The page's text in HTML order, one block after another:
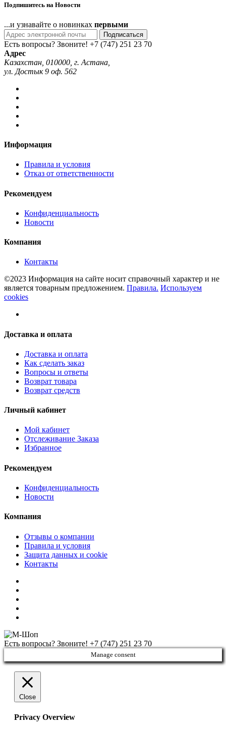
Подпишитесь на Новости
...и узнавайте о новинках первыми
Подписаться
Есть вопросы? Звоните! +7 (747) 251 23 70
Адрес
Казахстан, 010000, г. Астана,
ул. Достык 9 оф. 562
Информация
Правила и условия
Отказ от ответственности
Рекомендуем
Конфиденциальность
Новости
Компания
Контакты
©2023 Информация на сайте носит справочный характер и не
является товарным предложением. Правила. Используем
cookies
Доставка и оплата
Доставка и оплата
Как сделать заказ
Вопросы и ответы
Возврат товара
Возврат средств
Личный кабинет
Мой кабинет
Отслеживание Заказа
Избранное
Рекомендуем
Конфиденциальность
Новости
Компания
Отзывы о компании
Правила и условия
Защита данных и cookie
Контакты
Есть вопросы? Звоните! +7 (747) 251 23 70
Manage consent
Close
Privacy Overview